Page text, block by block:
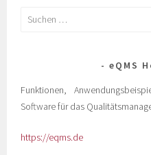
eQMS
Funktionen,
Software für das
https://eqms.de